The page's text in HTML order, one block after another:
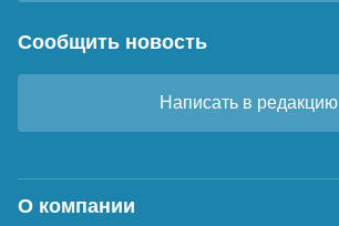
Сообщить новость
Написать в редакцию
О компании